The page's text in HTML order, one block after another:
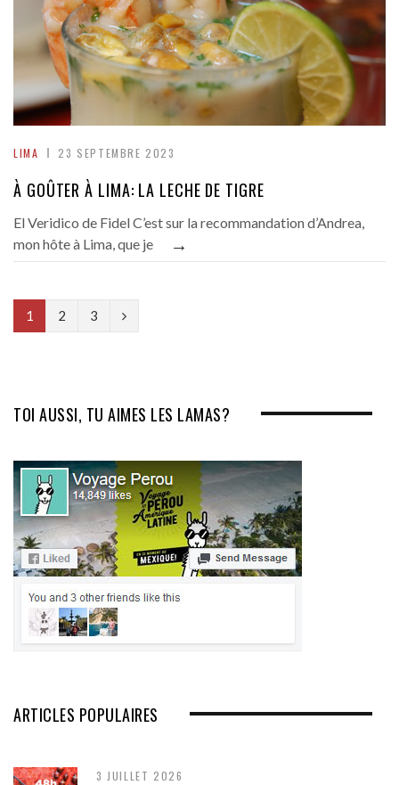
LIMA 23 SEPTEMBRE 2023
À GOÛTER À LIMA: LA LECHE DE TIGRE
El Veridico de Fidel C’est sur la recommandation d’Andrea,
mon hôte à Lima, que je
→
1 2 3
N
t
TOI AUSSI, TU AIMES LES LAMAS?
ARTICLES POPULAIRES
3 JUILLET 2026